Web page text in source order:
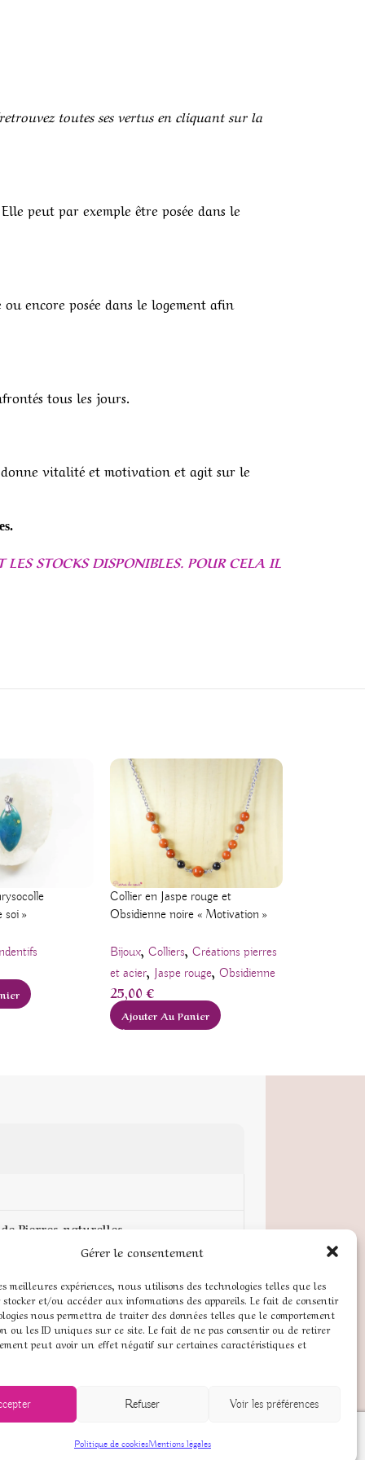
Gérer le consentement
meilleures expériences, nous utilisons des technologies telles que les
stocker et/ou accéder aux informations des appareils. Le fait de consentir
nous permettra de traiter des données telles que le comportement
ou les ID uniques sur ce site. Le fait de ne pas consentir ou de retirer
peut avoir un effet négatif sur certaines caractéristiques et
Refuser Voir les préférences
Politique de cookiesMentions légales
toutes ses vertus en cliquant sur la
peut par exemple être posée dans le
encore posée dans le logement afin
tous les jours.
vitalité et motivation et agit sur le
STOCKS DISPONIBLES. POUR CELA IL
soi »
Collier en Jaspe rouge et
Obsidienne noire « Motivation »
Bijoux, Colliers, Créations pierres
et acier, Jaspe rouge, Obsidienne
25,00€
Ajouter Au Panier
Pierres naturelles
légales
générales de vente